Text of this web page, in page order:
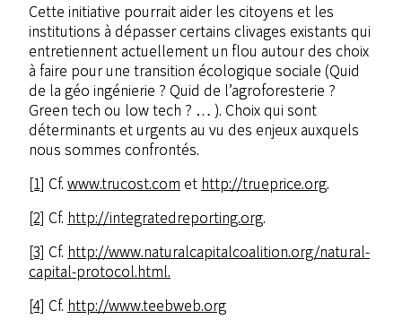
Cette initiative pourrait aider les citoyens et les
institutions à dépasser certains clivages existants qui
entretiennent actuellement un flou autour des choix
à faire pour une transition écologique sociale (Quid
de la géo ingénierie ? Quid de l’agroforesterie ?
Green tech ou low tech ? … ). Choix qui sont
déterminants et urgents au vu des enjeux auxquels
nous sommes confrontés.
[1] Cf. www.trucost.com et http://trueprice.org.
[2] Cf. http://integratedreporting.org.
[3] Cf. http://www.naturalcapitalcoalition.org/natural-
capital-protocol.html.
[4] Cf. http://www.teebweb.org